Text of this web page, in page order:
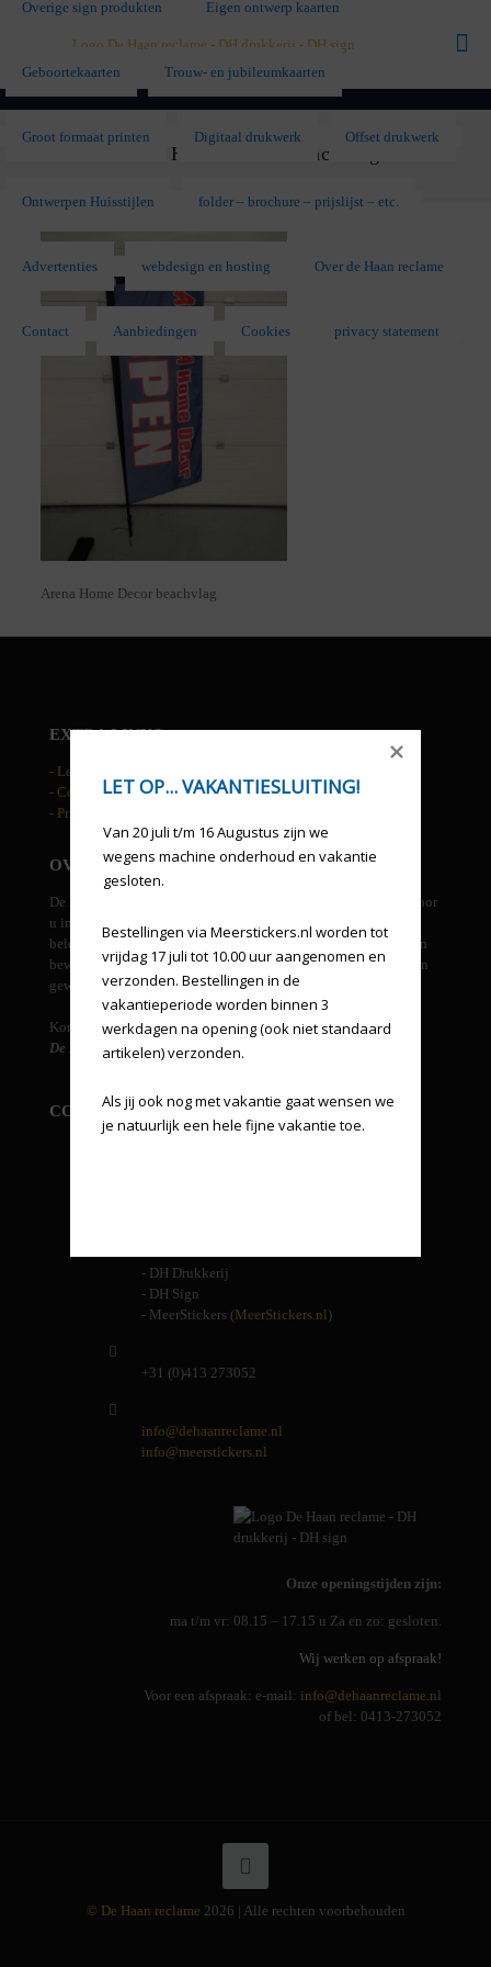
Overige sign produkten Eigen ontwerp kaarten
Geboortekaarten Trouw- en jubileumkaarten
Groot formaat printen Digitaal drukwerk Offset drukwerk
Ontwerpen Huisstijlen folder – brochure – prijslijst – etc.
Advertenties webdesign en hosting Over de Haan reclame
Contact Aanbiedingen Cookies privacy statement
Arena Home Decor beachvlag
Arena Home Decor beachvlag
EXTRA LINKS
- Leveringsvoorwaarden
- Cookies
- Privacy statement
OVER DE HAAN RECLAME
De Haan reclame is een allround grafisch bedrijf. We kunnen voor
u in eigen beheer ontwerpen, drukwerk, groot formaat prints,
beletteringen, gevel uitingen, etc. verzorgen. Tevens beheren en
bewaken wij uw huisstijl en verzorgen derden leveringen indien
gewenst.
Kortom...
De Haan reclame, een one stop voor al uw reclame-uitingen!
CONTACT INFORMATIE
- DH Drukkerij
- DH Sign
- MeerStickers (MeerStickers.nl)
+31 (0)413 273052
info@dehaanreclame.nl
info@meerstickers.nl
Onze openingstijden zijn:
ma t/m vr: 08.15 – 17.15 u Za en zo: gesloten.
Wij werken op afspraak!
Voor een afspraak: e-mail: info@dehaanreclame.nl
of bel: 0413-273052
© De Haan reclame 2026 | Alle rechten voorbehouden
Van 20 juli t/m 16 Augustus zijn we
wegens machine onderhoud en vakantie
gesloten.
LET OP... VAKANTIESLUITING!
Bestellingen via Meerstickers.nl worden tot
vrijdag 17 juli tot 10.00 uur aangenomen en
verzonden. Bestellingen in de
vakantieperiode worden binnen 3
werkdagen na opening (ook niet standaard
artikelen) verzonden.
Als jij ook nog met vakantie gaat wensen we
je natuurlijk een hele fijne vakantie toe.